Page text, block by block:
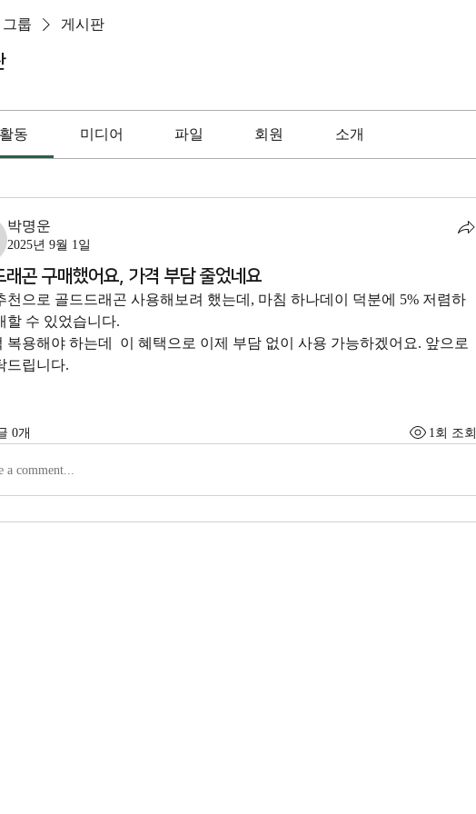
그룹 게시판
동 미디어 파일 회원 소개
운
박명운
2025년 9월 1일
래곤 구매했어요, 가격 부담 줄었네요
천으로 골드드래곤 사용해보려 했는데, 마침 하나데이 덕분에 5% 저렴하
할 수 있었습니다.
복용해야 하는데  이 혜택으로 이제 부담 없이 사용 가능하겠어요. 앞으로
드립니다.
0개 1회 조회
a comment...